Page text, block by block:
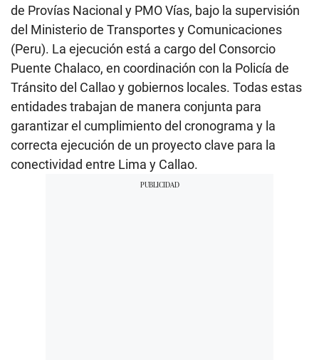
de Provías Nacional y PMO Vías, bajo la supervisión
del Ministerio de Transportes y Comunicaciones
(Peru). La ejecución está a cargo del Consorcio
Puente Chalaco, en coordinación con la Policía de
Tránsito del Callao y gobiernos locales. Todas estas
entidades trabajan de manera conjunta para
garantizar el cumplimiento del cronograma y la
correcta ejecución de un proyecto clave para la
conectividad entre Lima y Callao.